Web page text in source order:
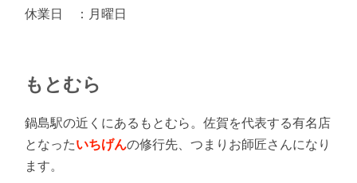
休業日 ：月曜日
もとむら
鍋島駅の近くにあるもとむら。佐賀を代表する有名店
となったいちげんの修行先、つまりお師匠さんになり
ます。